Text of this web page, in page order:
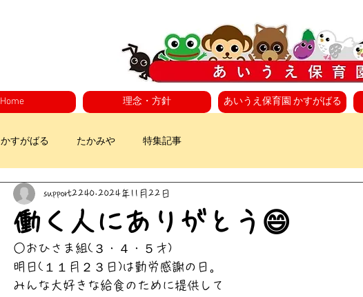
Home 理念・方針 あいうえ保育園 かすがばる
かすがばる たかみや 特集記事
働く人にありがとう😄
support2240 2024年11月22日
○おひさま組(３・４・５才)
明日(１１月２３日)は勤労感謝の日。
みんな大好きな給食のために提供して